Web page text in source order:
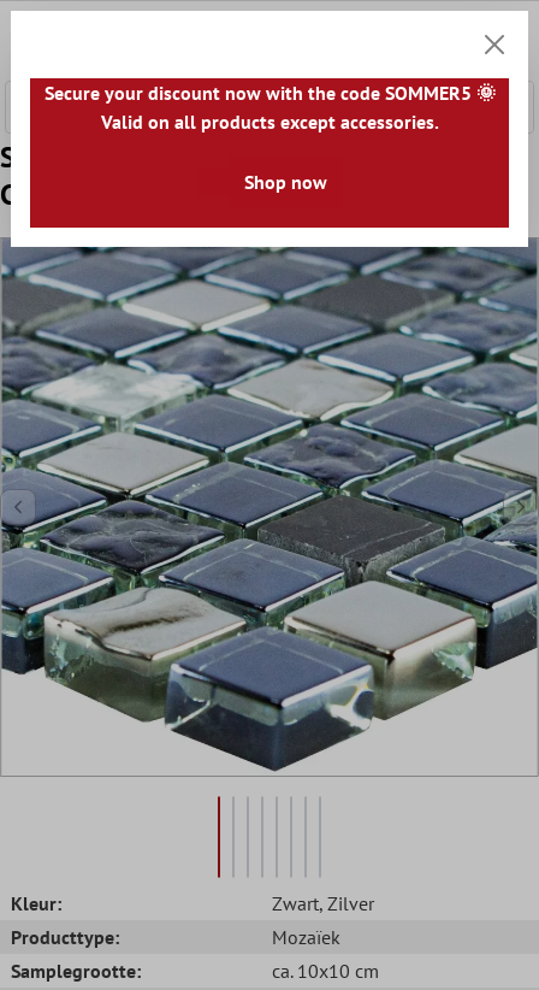
Sample Glas Natuursteen Mozaïektegel
Cooktown Zwart Zilver
Kleur: Zwart, Zilver
Producttype:
Mozaïek
Samplegrootte:
ca. 10x10 cm
Secure your discount now with the code SOMMER5 🌞
Valid on all products except accessories.
Shop now